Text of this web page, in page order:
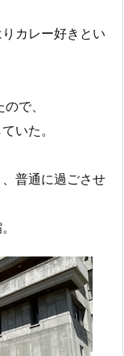
カレー好きとい
で、
いた。
普通に過ごさせ